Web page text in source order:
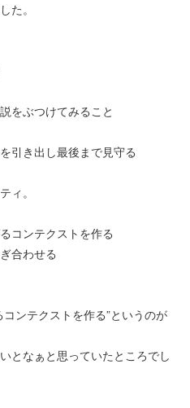
た。
をぶつけてみること
引き出し最後まで見守る
ィ。
コンテクストを作る
合わせる
ンテクストを作る”というのが
となぁと思っていたところでし